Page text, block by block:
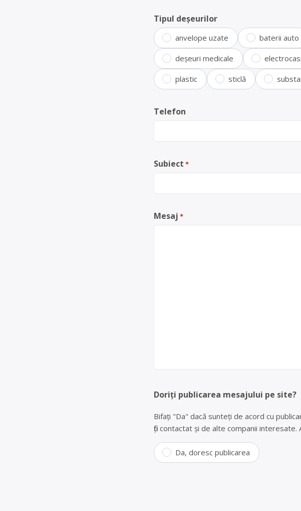
Tipul deșeurilor
anvelope uzate baterii auto
deșeuri medicale
plastic sticlă
Telefon
Subiect *
Mesaj *
Doriți publicarea mesajului pe site?
Bifați "Da" dacă sunteți de acord cu
fiți contactat și de alte companii
Da, doresc publicarea